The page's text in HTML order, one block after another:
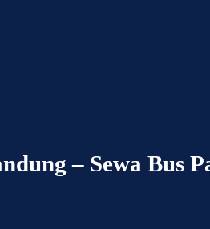
– Sewa Bus